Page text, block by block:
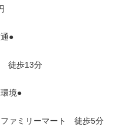
●
徒歩13分
境●
ァミリーマート 徒歩5分